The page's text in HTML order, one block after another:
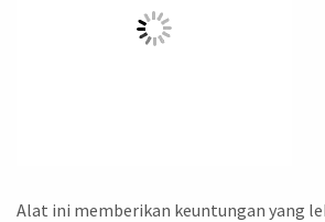
Alat ini memberikan keuntungan yang